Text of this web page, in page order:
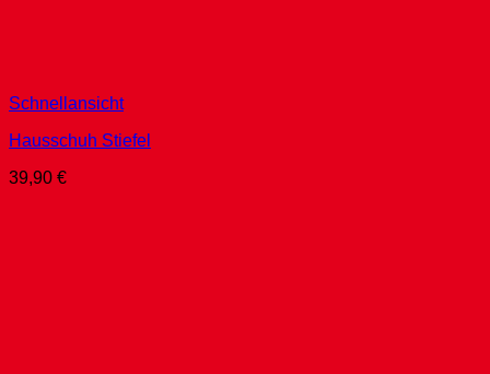
Schnellansicht
Hausschuh Stiefel
39,90 €